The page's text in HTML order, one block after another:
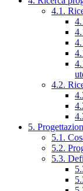
4.1.
4.2.
5.
5.1.
5.2.
5.3.